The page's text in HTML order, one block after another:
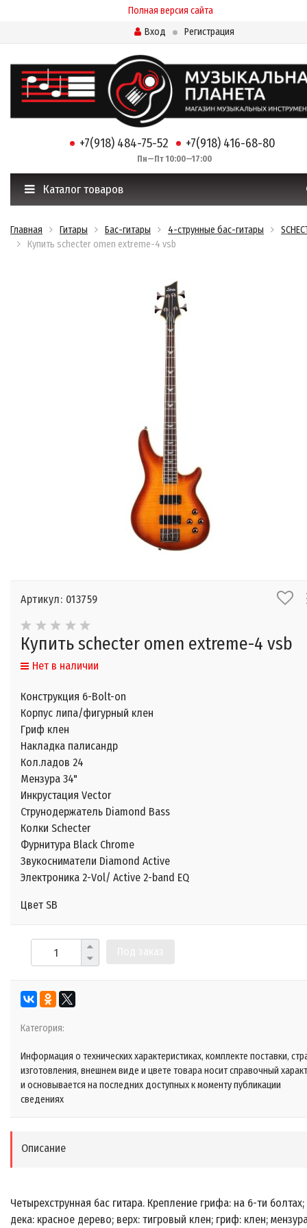
Полная версия сайта
Вход
Регистрация
+7(918) 484-75-52 +7(918) 416-68-80
Пн—Пт 10:00—17:00
Каталог товаров
Главная Гитары Бас-гитары 4-струнные бас-гитары
Купить schecter omen extreme-4 vsb
Артикул: 013759
Купить schecter omen extreme-4 vsb
Нет в наличии
Конструкция 6-Bolt-on
Корпус липа/фигурный клен
Гриф клен
Накладка палисандр
Кол.ладов 24
Мензура 34"
Инкрустация Vector
Струнодержатель Diamond Bass
Колки Schecter
Фурнитура Black Chrome
Звукосниматели Diamond Active
Электроника 2-Vol/ Active 2-band EQ
Цвет SB
Категория:
Информация о технических характеристиках, комплекте поставки,
изготовления, внешнем виде и цвете товара носит справочный
и основывается на последних доступных к моменту публикации
сведениях
Описание
Четырехструнная бас гитара. Крепление грифа: на 6-ти болтах;
дека: красное дерево; верх: тигровый клен; гриф: клен;